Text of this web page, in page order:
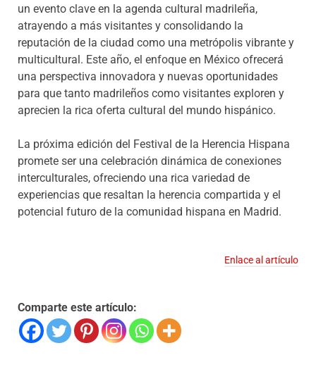
un evento clave en la agenda cultural madrileña,
atrayendo a más visitantes y consolidando la
reputación de la ciudad como una metrópolis vibrante y
multicultural. Este año, el enfoque en México ofrecerá
una perspectiva innovadora y nuevas oportunidades
para que tanto madrileños como visitantes exploren y
aprecien la rica oferta cultural del mundo hispánico.
La próxima edición del Festival de la Herencia Hispana
promete ser una celebración dinámica de conexiones
interculturales, ofreciendo una rica variedad de
experiencias que resaltan la herencia compartida y el
potencial futuro de la comunidad hispana en Madrid.
Enlace al artículo
Comparte este artículo: